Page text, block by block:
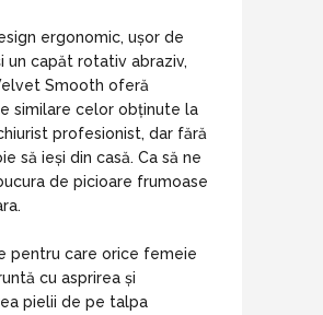
ergonomic, ușor de
un capăt rotativ abraziv,
Smooth oferă
similare celor obținute la
profesionist, dar fără
să ieși din casă. Ca să ne
de picioare frumoase
pentru care orice femeie
cu asprirea și
pielii de pe talpa